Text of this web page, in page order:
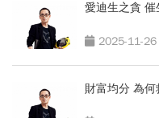
愛迪生之貪
2025-11-26
財富均分 為何